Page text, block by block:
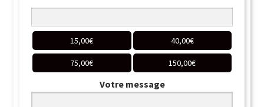
15,00€ 40,00€
75,00€ 150,00€
Votre message